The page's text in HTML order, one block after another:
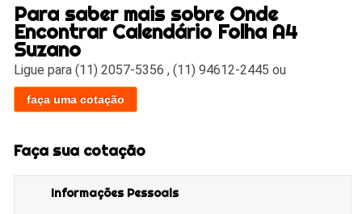
Para saber mais sobre Onde
Encontrar Calendário Folha A4
Suzano
Ligue para(11) 2057-5356 ,(11) 94612-2445 ou
faça uma cotação
Faça sua cotação
Informações Pessoais